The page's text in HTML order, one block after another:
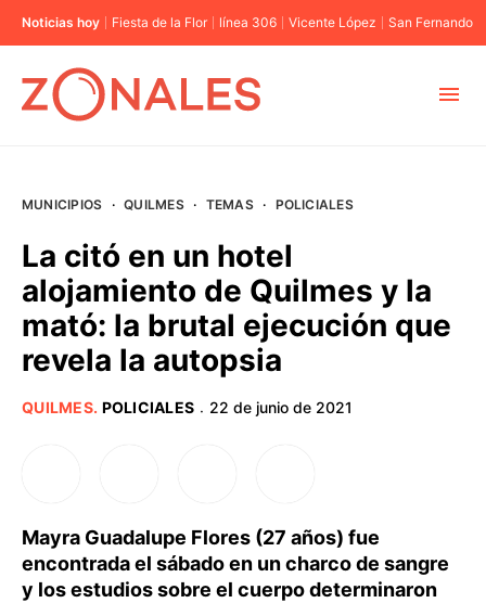
Noticias hoy Fiesta de la Flor línea 306 Vicente López San Fernando
BUENOS AIRES
PROVINCIAS
MUNICIPIOS · QUILMES · TEMAS · POLICIALES
La citó en un hotel
alojamiento de Quilmes y la
mató: la brutal ejecución que
revela la autopsia
QUILMES. POLICIALES · 22 de junio de 2021
Mayra Guadalupe Flores (27 años) fue
encontrada el sábado en un charco de sangre
y los estudios sobre el cuerpo determinaron